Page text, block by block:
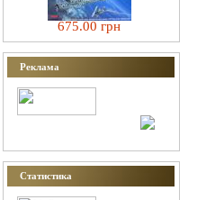
675.00 грн
Реклама
Статистика